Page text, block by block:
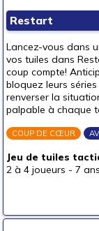
Restart
Lancez-vous dans
vos tuiles dans
coup compte!
bloquez leurs
renverser la
palpable à chaque
COUP DE CŒUR
Jeu de tuiles
2 à 4 joueurs - 7